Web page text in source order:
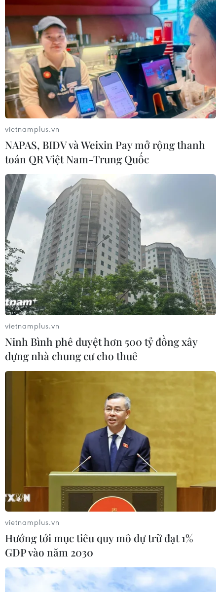
TIN CÙNG CHUYÊN MỤC
Chủ tịch Quốc hội Trần Thanh Mẫn
tiếp Đại sứ Hoa Kỳ Jennifer Wicks
06/08/2026 13:43
Tổng thống Trump bác tin Mỹ thiếu
hụt vũ khí vì chiến dịch Trung Đông
Mỹ điều tra sự cố hàng không liên
quan đến trực thăng chở Tổng thống
Trump
06/08/2026 04:38
Tòa án Mỹ chỉ định hội đồng thẩm
phán xét xử các vụ kiện về thuế quan
Mục 301
06/08/2026 02:23
vietnamplus.vn
NAPAS, BIDV và Weixin Pay mở rộng thanh
toán QR Việt Nam-Trung Quốc
vietnamplus.vn
Ninh Bình phê duyệt hơn 500 tỷ đồng xây
dựng nhà chung cư cho thuê
vietnamplus.vn
Hướng tới mục tiêu quy mô dự trữ đạt 1%
GDP vào năm 2030